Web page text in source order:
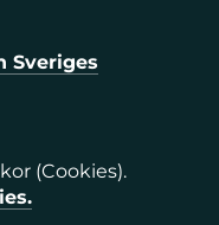
Sveriges
(Cookies).